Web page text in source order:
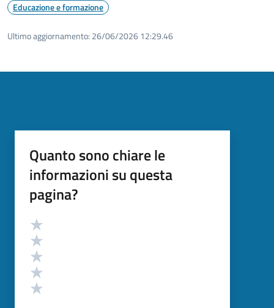
Educazione e formazione
Ultimo aggiornamento: 26/06/2026 12:29.46
Quanto sono chiare le
informazioni su questa
pagina?
Valutazione